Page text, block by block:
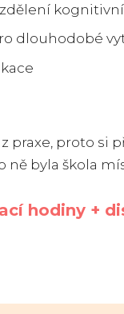
dlouhodobé
praxe, proto si
byla škola
hodiny +